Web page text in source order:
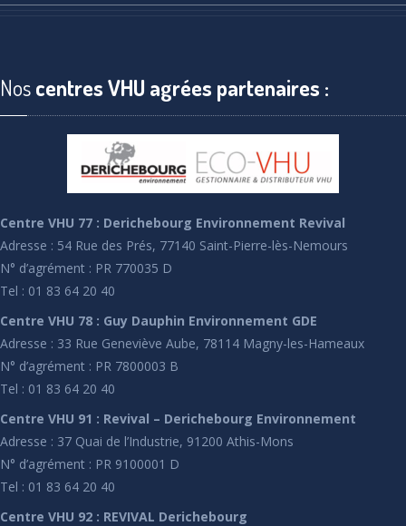
Noscentres VHU agrées partenaires :
Centre VHU 77 : Derichebourg Environnement Revival
Adresse : 54 Rue des Prés, 77140 Saint-Pierre-lès-Nemours
N° d’agrément : PR 770035 D
Tel : 01 83 64 20 40
Centre VHU 78 : Guy Dauphin Environnement GDE
Adresse : 33 Rue Geneviève Aube, 78114 Magny-les-Hameaux
N° d’agrément : PR 7800003 B
Tel : 01 83 64 20 40
Centre VHU 91 : Revival – Derichebourg Environnement
Adresse : 37 Quai de l’Industrie, 91200 Athis-Mons
N° d’agrément : PR 9100001 D
Tel : 01 83 64 20 40
Centre VHU 92 : REVIVAL Derichebourg